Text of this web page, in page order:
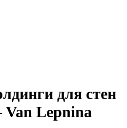
для стен
Van Lepnina